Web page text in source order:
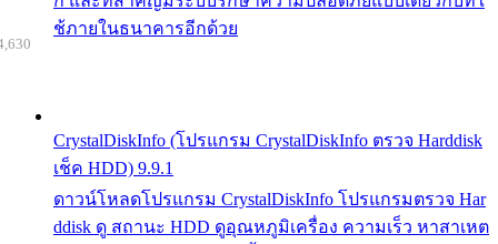
ช้ภายในธนาคารอีกด้วย
CrystalDiskInfo (โปรแกรม CrystalDiskInfo ตรวจ Harddisk
เช็ค HDD) 9.9.1
ดาวน์โหลดโปรแกรม CrystalDiskInfo โปรแกรมตรวจ Har
ddisk ดู สถานะ HDD ดูอุณหภูมิเครื่อง ความเร็ว หาสาเหต